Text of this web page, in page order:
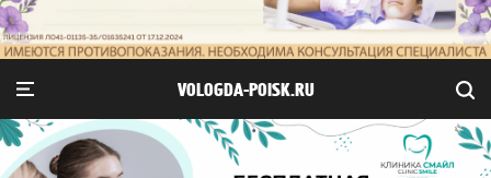
VOLOGDA-POISK.RU